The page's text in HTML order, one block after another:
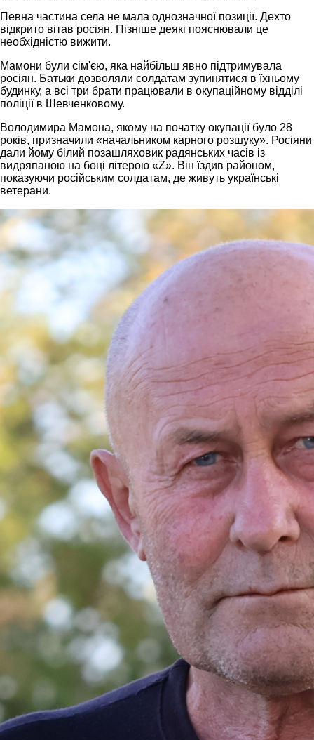
Певна частина села не мала однозначної позиції. Дехто
відкрито вітав росіян. Пізніше деякі пояснювали це
необхідністю вижити.
Мамони були сім'єю, яка найбільш явно підтримувала
росіян. Батьки дозволяли солдатам зупинятися в їхньому
будинку, а всі три брати працювали в окупаційному відділі
поліції в Шевченковому.
Володимира Мамона, якому на початку окупації було 28
років, призначили «начальником карного розшуку». Росіяни
дали йому білий позашляховик радянських часів із
видряпаною на боці літерою «Z». Він їздив районом,
показуючи російським солдатам, де живуть українські
ветерани.